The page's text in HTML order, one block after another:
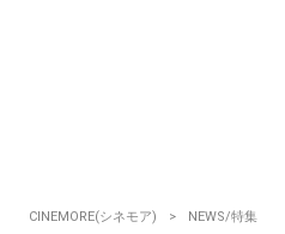
CINEMORE(シネモア)
NEWS/特集